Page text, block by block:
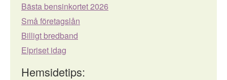
Bästa bensinkortet 2026
Små företagslån
Billigt bredband
Elpriset idag
Hemsidetips: